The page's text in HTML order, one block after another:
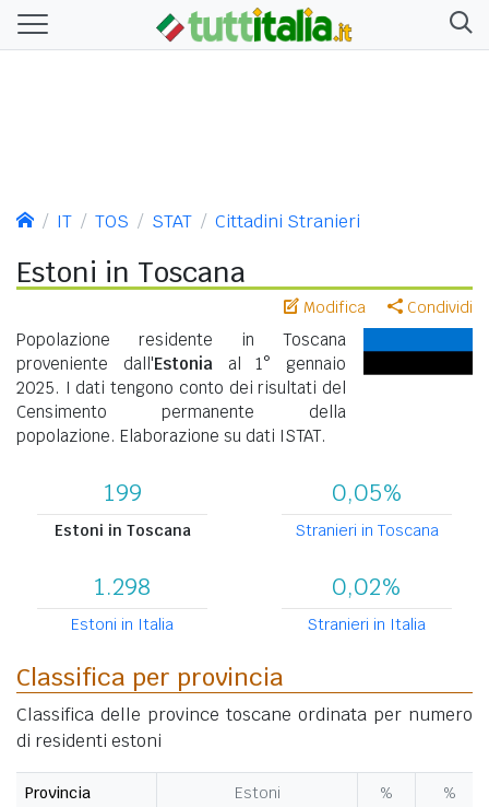
IT TOS STAT Cittadini Stranieri
Estoni in Toscana
Modifica Condividi
Popolazione residente in Toscana
proveniente dall'Estonia al 1° gennaio
2025. I dati tengono conto dei risultati del
Censimento permanente della
popolazione. Elaborazione su dati ISTAT.
199
Estoni in Toscana
0,05%
Stranieri in Toscana
1.298
Estoni in Italia
0,02%
Stranieri in Italia
Classifica per provincia
Classifica delle province toscane ordinata per numero
di residenti estoni
Provincia Estoni
%
%